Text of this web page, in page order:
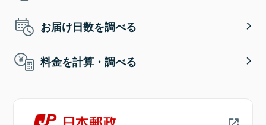
お届け日数を調べる
料金を計算・調べる